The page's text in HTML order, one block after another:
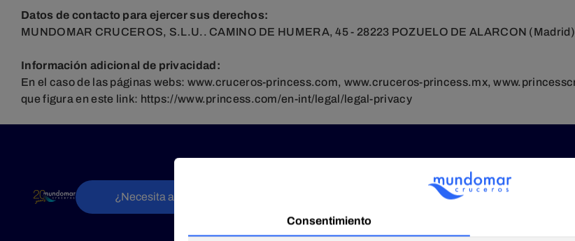
Datos de contacto para ejercer sus derechos:
MUNDOMAR CRUCEROS, S.L.U.. CAMINO DE HUMERA, 45 - 28223 POZUELO DE ALARCON
Información adicional de privacidad:
En el caso de las páginas webs: www.cruceros-princess.com, www.cruceros-princess.mx,
que figura en este link: https://www.princess.com/en-int/legal/legal-privacy
¿Necesita ayuda?